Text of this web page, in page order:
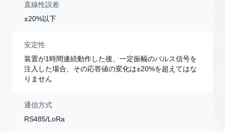
直線性誤差
±20%以下
安定性
装置が1時間連続動作した後、一定振幅のパルス信号を
注入した場合、その応答値の変化は±20%を超えてはな
りません
通信方式
RS485/LoRa